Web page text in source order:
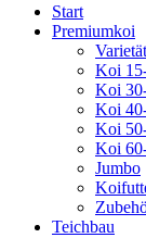
Start
Premiumkoi
Koi
Koi
Koi
Koi
Koi
Jumbo
Teichbau